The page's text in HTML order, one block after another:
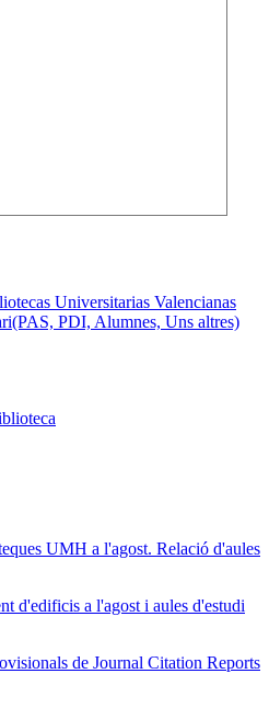
Universitarias Valencianas
PDI, Alumnes, Uns altres)
UMH a l'agost. Relació d'aules
d'edificis a l'agost i aules d'estudi
de Journal Citation Reports